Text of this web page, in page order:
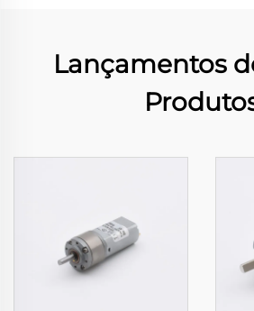
Lançamentos